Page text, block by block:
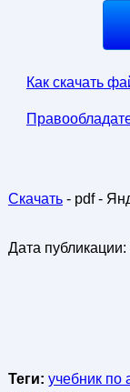
Как скачать
Скачать- pdf -
Дата публикации:
Теги: учебник по